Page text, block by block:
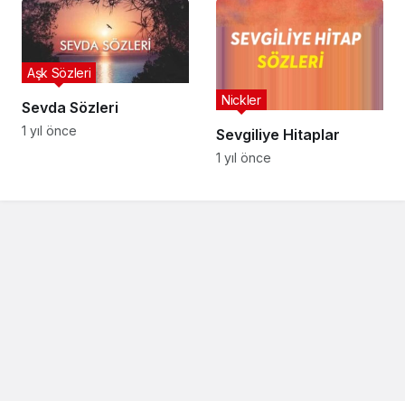
Sevda Sözleri
Aşk Sözleri
1 yıl önce Sevgiliye Hitaplar
Nickler
1 yıl önce